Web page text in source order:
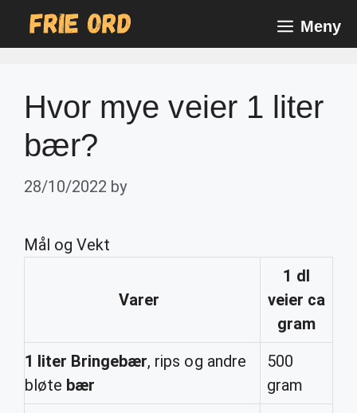
Meny
Hvor mye veier 1 liter
bær?
28/10/2022 by
Mål og Vekt
Varer
1 dl
veier ca
gram
1 liter Bringebær, rips og andre
bløte bær
500
gram